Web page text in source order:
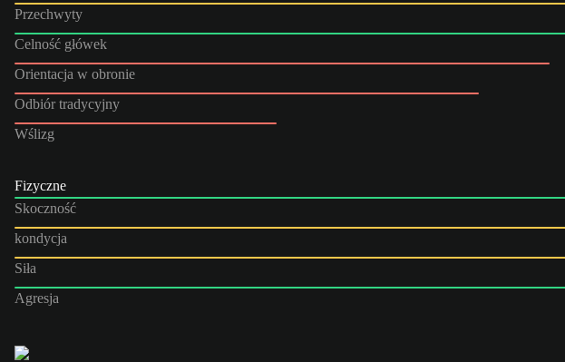
Przechwyty
Celność główek
Orientacja w obronie
Odbiór tradycyjny
Wślizg
Fizyczne
Skoczność
kondycja
Siła
Agresja